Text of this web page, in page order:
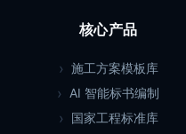
核心产品
施工方案模板库
AI 智能标书编制
国家工程标准库